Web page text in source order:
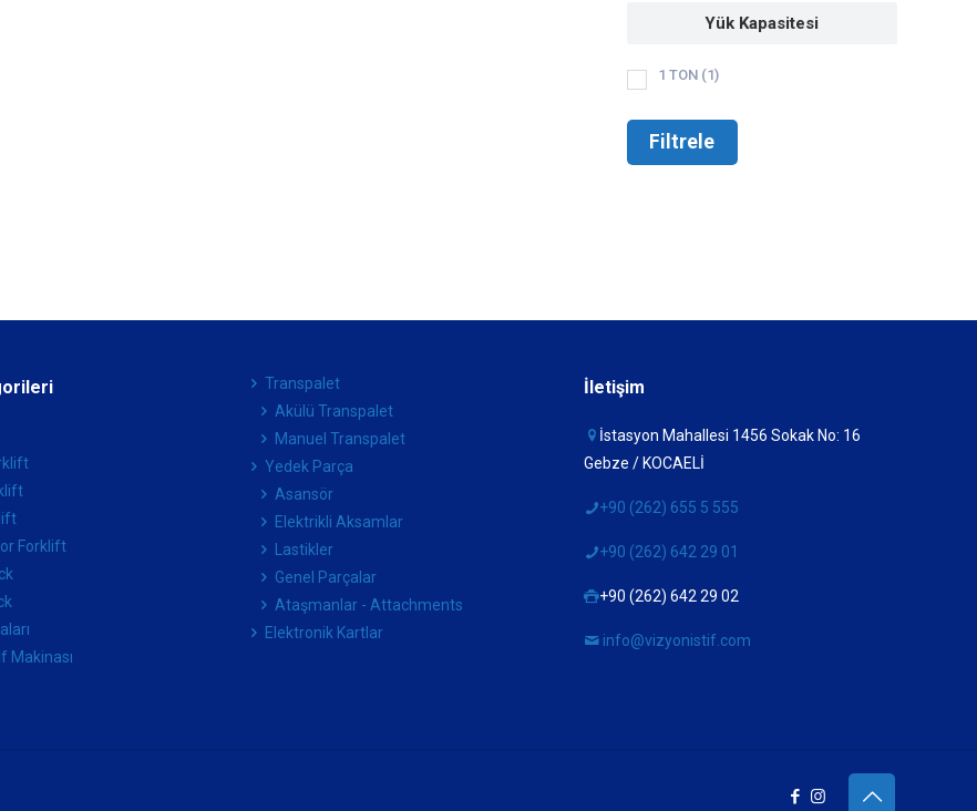
Yük Kapasitesi
1 TON (1)
Filtrele
Forklift
Makinası
Transpalet
Akülü Transpalet
Manuel Transpalet
Yedek Parça
Asansör
Elektrikli Aksamlar
Lastikler
Genel Parçalar
Ataşmanlar - Attachments
Elektronik Kartlar
İletişim
İstasyon Mahallesi 1456 Sokak No: 16
Gebze / KOCAELİ
+90 (262) 655 5 555
+90 (262) 642 29 01
+90 (262) 642 29 02
info@vizyonistif.com